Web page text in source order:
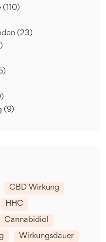
(110)
(23)
(9)
CBD Wirkung
HHC
Cannabidiol
Wirkungsdauer